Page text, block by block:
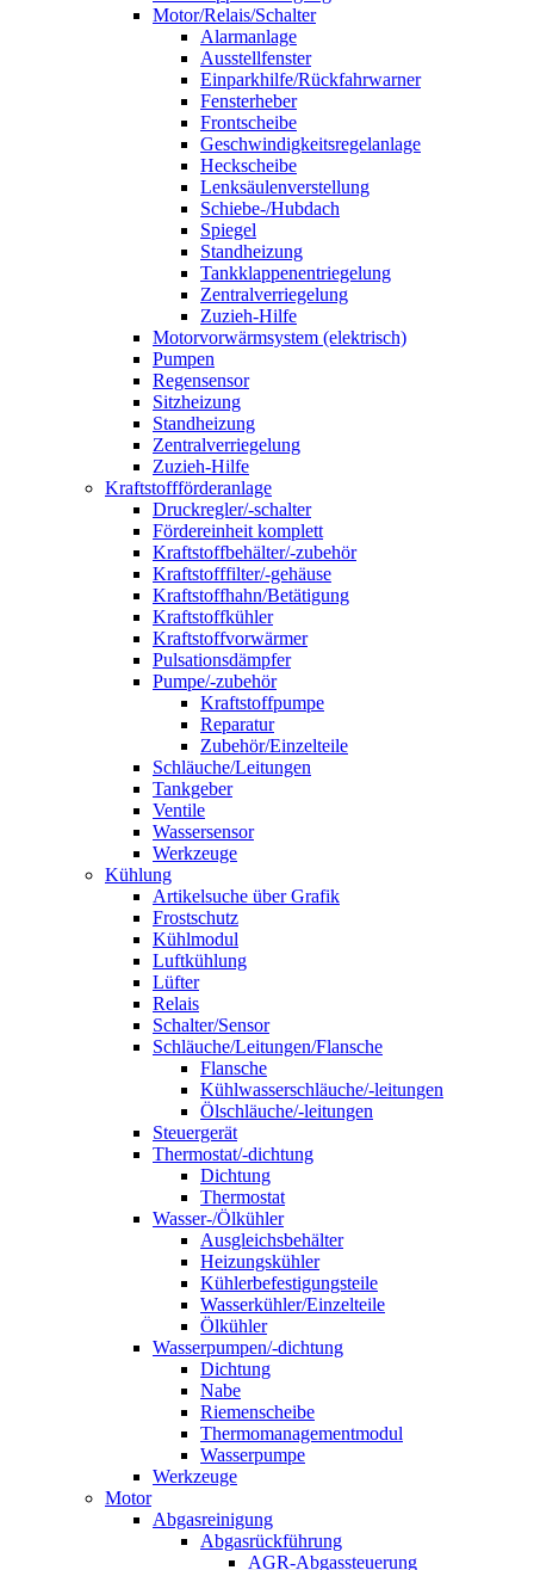
Motor/Relais/Schalter
Alarmanlage
Ausstellfenster
Einparkhilfe/Rückfahrwarner
Fensterheber
Frontscheibe
Geschwindigkeitsregelanlage
Heckscheibe
Lenksäulenverstellung
Schiebe-/Hubdach
Spiegel
Standheizung
Tankklappenentriegelung
Zentralverriegelung
Zuzieh-Hilfe
Motorvorwärmsystem (elektrisch)
Pumpen
Regensensor
Sitzheizung
Standheizung
Zentralverriegelung
Zuzieh-Hilfe
Kraftstoffförderanlage
Druckregler/-schalter
Fördereinheit komplett
Kraftstoffbehälter/-zubehör
Kraftstofffilter/-gehäuse
Kraftstoffhahn/Betätigung
Kraftstoffkühler
Kraftstoffvorwärmer
Pulsationsdämpfer
Pumpe/-zubehör
Kraftstoffpumpe
Reparatur
Zubehör/Einzelteile
Schläuche/Leitungen
Tankgeber
Ventile
Wassersensor
Werkzeuge
Kühlung
Artikelsuche über Grafik
Frostschutz
Kühlmodul
Luftkühlung
Lüfter
Relais
Schalter/Sensor
Schläuche/Leitungen/Flansche
Flansche
Kühlwasserschläuche/-leitungen
Ölschläuche/-leitungen
Steuergerät
Thermostat/-dichtung
Dichtung
Thermostat
Wasser-/Ölkühler
Ausgleichsbehälter
Heizungskühler
Kühlerbefestigungsteile
Wasserkühler/Einzelteile
Ölkühler
Wasserpumpen/-dichtung
Dichtung
Nabe
Riemenscheibe
Thermomanagementmodul
Wasserpumpe
Werkzeuge
Motor
Abgasreinigung
Abgasrückführung
AGR-Abgassteuerung